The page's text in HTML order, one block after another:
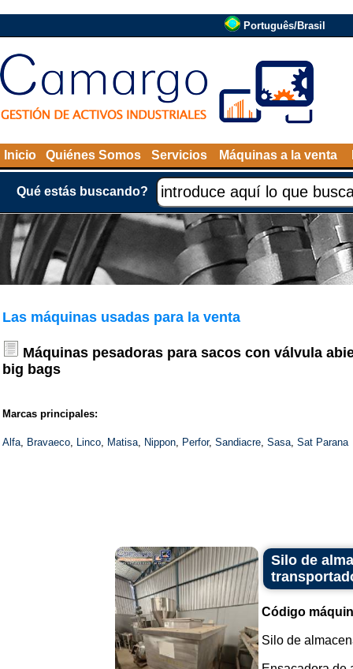
Português/Brasil
Inicio Quiénes Somos Servicios Máquinas a la venta
Qué estás buscando?
Las máquinas usadas para la venta
Máquinas pesadoras para sacos con válvula
big bags
Marcas principales:
Alfa, Bravaeco, Linco, Matisa, Nippon, Perfor, Sandiacre, Sasa, Sat Parana
Silo de
Código
Silo de